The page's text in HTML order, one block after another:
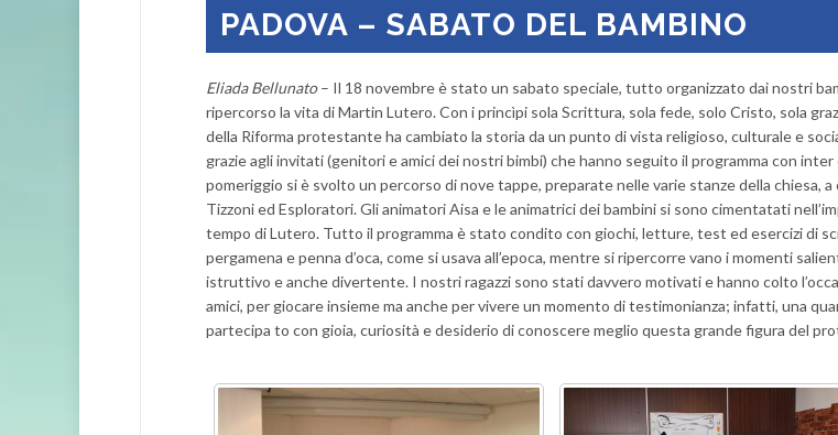
PADOVA – SABATO DEL BAMBINO
Eliada Bellunato– Il 18 novembre è stato un sabato speciale, tutto organizzato dai nostri
ripercorso la vita di Martin Lutero. Con i princìpi sola Scrittura, sola fede, solo Cristo, sola
della Riforma protestante ha cambiato la storia da un punto di vista religioso, culturale e
grazie agli invitati (genitori e amici dei nostri bimbi) che hanno seguito il programma con inter
pomeriggio si è svolto un percorso di nove tappe, preparate nelle varie stanze della chiesa,
Tizzoni ed Esploratori. Gli animatori Aisa e le animatrici dei bambini si sono cimentatati
tempo di Lutero. Tutto il programma è stato condito con giochi, letture, test ed esercizi di
pergamena e penna d’oca, come si usava all’epoca, mentre si ripercorre vano i momenti
istruttivo e anche divertente. I nostri ragazzi sono stati davvero motivati e hanno colto
amici, per giocare insieme ma anche per vivere un momento di testimonianza; infatti, una
partecipa to con gioia, curiosità e desiderio di conoscere meglio questa grande figura del